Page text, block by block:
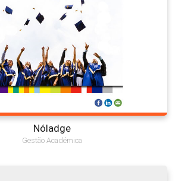
Nóladge
Gestão Académica